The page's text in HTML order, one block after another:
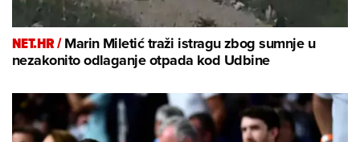
NET.HR /Marin Miletić traži istragu zbog sumnje u
nezakonito odlaganje otpada kod Udbine